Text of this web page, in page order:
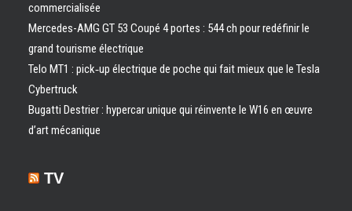
commercialisée
Mercedes-AMG GT 53 Coupé 4 portes : 544 ch pour redéfinir le
grand tourisme électrique
Telo MT1 : pick‑up électrique de poche qui fait mieux que le Tesla
Cybertruck
Bugatti Destrier : hypercar unique qui réinvente le W16 en œuvre
d’art mécanique
TV